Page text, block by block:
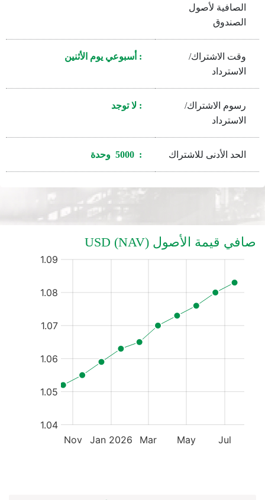
الصافية لأصول
الصندوق
وقت الاشتراك/
الاسترداد
: أسبوعي يوم الأثنين
رسوم الاشتراك/
الاسترداد
: لا توجد
الحد الأدنى للاشتراك : 5000 وحدة
صافي قيمة الأصول (NAV) USD